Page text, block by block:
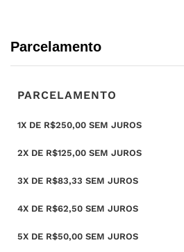
Parcelamento
PARCELAMENTO
1X DE R$250,00 SEM JUROS
2X DE R$125,00 SEM JUROS
3X DE R$83,33 SEM JUROS
4X DE R$62,50 SEM JUROS
5X DE R$50,00 SEM JUROS